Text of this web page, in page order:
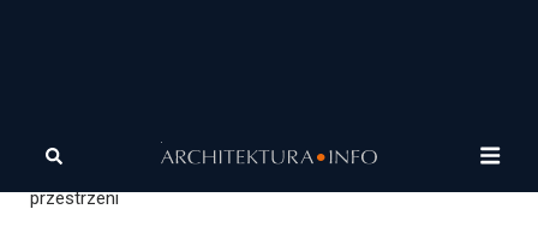
Architektura
Szanghaju – technologia, rzemiosło i sztuka w jednej
przestrzeni